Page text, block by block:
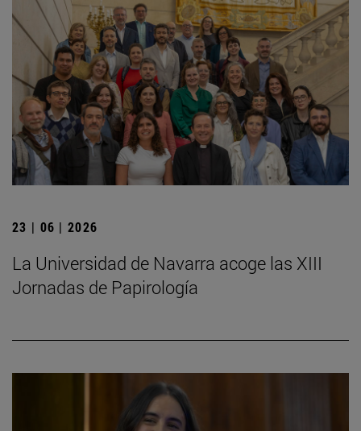
23 | 06 | 2026
La Universidad de Navarra acoge las XIII
Jornadas de Papirología